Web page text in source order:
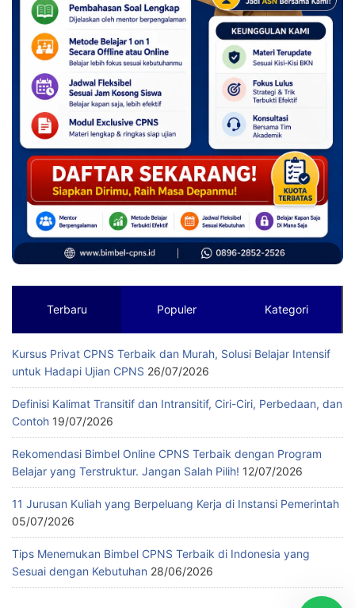
Terbaru Populer Kategori
Kursus Privat CPNS Terbaik dan Murah, Solusi Belajar Intensif
untuk Hadapi Ujian CPNS 26/07/2026
Definisi Kalimat Transitif dan Intransitif, Ciri-Ciri, Perbedaan, dan
Contoh 19/07/2026
Rekomendasi Bimbel Online CPNS Terbaik dengan Program
Belajar yang Terstruktur. Jangan Salah Pilih! 12/07/2026
11 Jurusan Kuliah yang Berpeluang Kerja di Instansi Pemerintah
05/07/2026
Tips Menemukan Bimbel CPNS Terbaik di Indonesia yang
Sesuai dengan Kebutuhan 28/06/2026